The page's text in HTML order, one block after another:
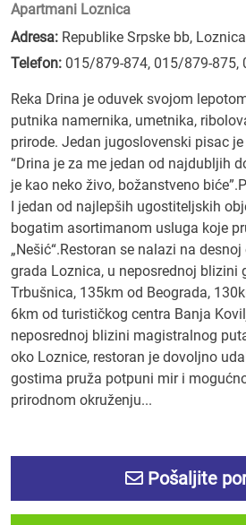
Apartmani Loznica
Adresa: Republike Srpske bb, Loznica
Telefon: 015/879-874, 015/879-875,
Reka Drina je oduvek svojom
putnika namernika, umetnika,
prirode. Jedan jugoslovenski pisac
“Drina je za me jedan od najdubljih
je kao neko živo, božanstveno
I jedan od najlepših ugostiteljskih
bogatim asortimanom usluga koje
„Nešić“.Restoran se nalazi na
grada Loznica, u neposrednoj blizini
Trbušnica, 135km od Beograda,
6km od turističkog centra Banja
neposrednoj blizini magistralnog
oko Loznice, restoran je dovoljno
gostima pruža potpuni mir i
prirodnom okruženju...
Pošaljite